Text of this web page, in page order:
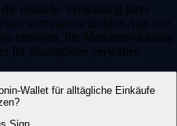
einfache Verwaltung Ihres
vertrauenswürdigen App wie
einsehen, die Marktentwicklung
Ihr Smartphone verwalten.
Wallet für alltägliche Einkäufe